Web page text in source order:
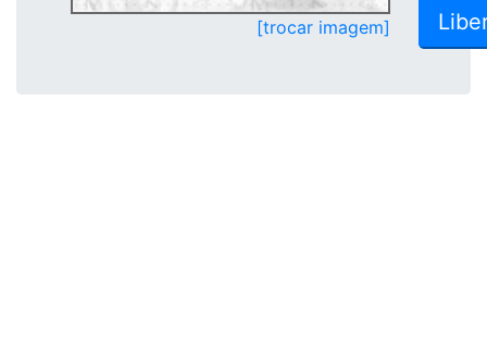
[trocar imagem]